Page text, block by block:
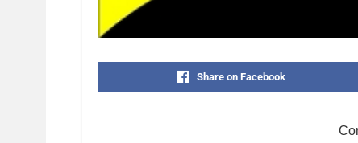
Share on Facebook